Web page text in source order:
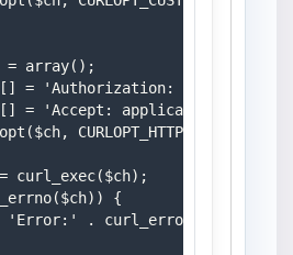
= array();
= 'Authorization: Bearer ' .
= 'Accept: application/json';
CURLOPT_HTTPHEADER,
curl_exec($ch);
{
'Error:' . curl_error($ch);